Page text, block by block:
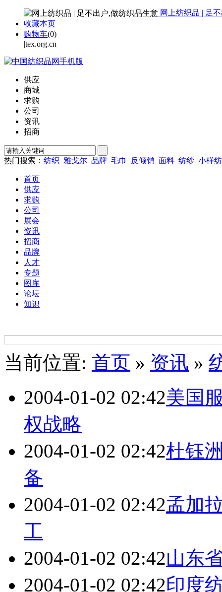
网上纺织品 | 足
收藏本页
购物车(0)
|tex.org.cn
供应
商城
求购
公司
资讯
招商
热门搜索： 纺织 雅戈尔 品牌 毛巾 反倾销 面料 纺纱 小样
首页
供应
求购
公司
展会
资讯
招商
品牌
人才
专题
图库
论坛
知识
当前位置: 首页 » 资讯 »
2004-01-02 02:42美国
权战略
2004-01-02 02:42杜钰
备
2004-01-02 02:42孟加
工
2004-01-02 02:42山东
2004-01-02 02:42印度